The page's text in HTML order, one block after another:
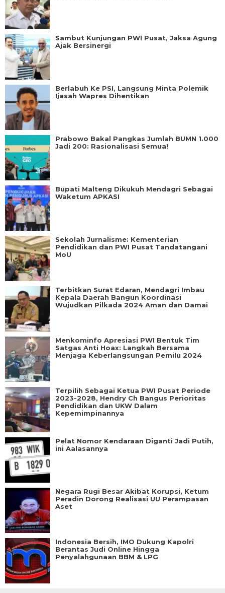
Sambut Kunjungan PWI Pusat, Jaksa Agung
Ajak Bersinergi
Berlabuh Ke PSI, Langsung Minta Polemik
Ijasah Wapres Dihentikan
Prabowo Bakal Pangkas Jumlah BUMN 1.000
Jadi 200: Rasionalisasi Semua!
Bupati Malteng Dikukuh Mendagri Sebagai
Waketum APKASI
Sekolah Jurnalisme: Kementerian
Pendidikan dan PWI Pusat Tandatangani
MoU
Terbitkan Surat Edaran, Mendagri Imbau
Kepala Daerah Bangun Koordinasi
Wujudkan Pilkada 2024 Aman dan Damai
Menkominfo Apresiasi PWI Bentuk Tim
Satgas Anti Hoax: Langkah Bersama
Menjaga Keberlangsungan Pemilu 2024
Terpilih Sebagai Ketua PWI Pusat Periode
2023-2028, Hendry Ch Bangus Perioritas
Pendidikan dan UKW Dalam
Kepemimpinannya
Pelat Nomor Kendaraan Diganti Jadi Putih,
ini Aalasannya
Negara Rugi Besar Akibat Korupsi, Ketum
Peradin Dorong Realisasi UU Perampasan
Aset
Indonesia Bersih, IMO Dukung Kapolri
Berantas Judi Online Hingga
Penyalahgunaan BBM & LPG